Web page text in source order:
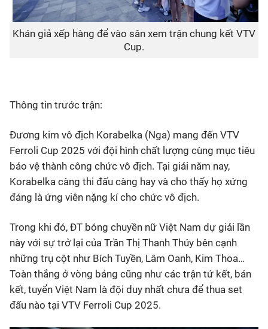
Khán giả xếp hàng để vào sân xem trận chung kết VTV
Cup.
Thông tin trước trận:
Đương kim vô địch Korabelka (Nga) mang đến VTV
Ferroli Cup 2025 với đội hình chất lượng cùng mục tiêu
bảo vệ thành công chức vô địch. Tại giải năm nay,
Korabelka càng thi đấu càng hay và cho thấy họ xứng
đáng là ứng viên nặng kí cho chức vô địch.
Trong khi đó, ĐT bóng chuyền nữ Việt Nam dự giải lần
này với sự trở lại của Trần Thị Thanh Thúy bên cạnh
những trụ cột như Bích Tuyền, Lâm Oanh, Kim Thoa…
Toàn thắng ở vòng bảng cũng như các trận tứ kết, bán
kết, tuyển Việt Nam là đội duy nhất chưa để thua set
đấu nào tại VTV Ferroli Cup 2025.